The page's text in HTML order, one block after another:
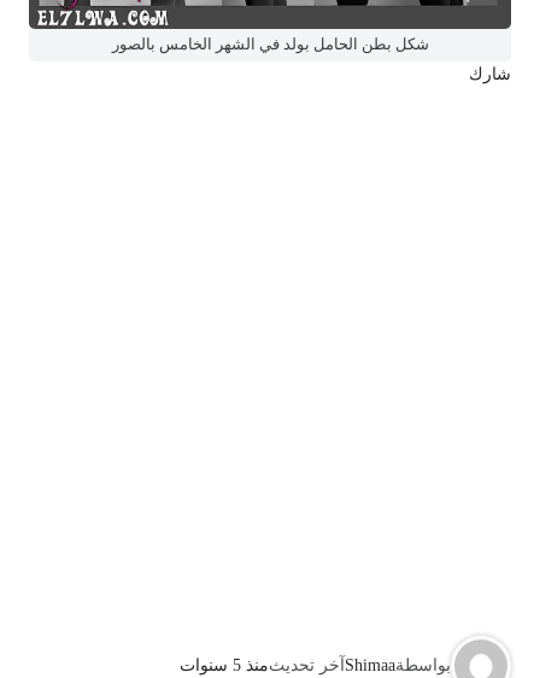
شكل بطن الحامل بولد في الشهر الخامس بالصور
شارك
بواسطةShimaaآخر تحديثمنذ 5 سنوات